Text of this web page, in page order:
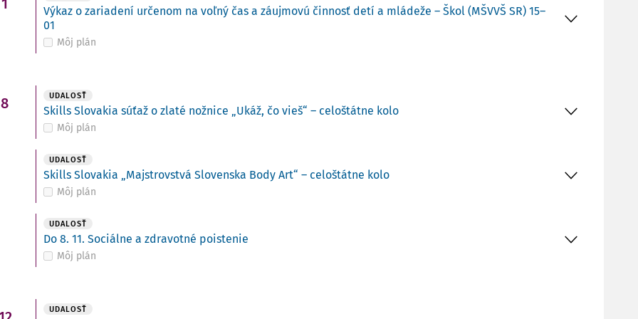
1
Výkaz o zariadení určenom na voľný čas a záujmovú činnosť detí a mládeže – Škol (MŠVVŠ SR) 15–
01
Môj plán
8 UDALOSŤ
Skills Slovakia súťaž o zlaté nožnice „Ukáž, čo vieš“ – celoštátne kolo
Môj plán
UDALOSŤ
Skills Slovakia „Majstrovstvá Slovenska Body Art“ – celoštátne kolo
Môj plán
UDALOSŤ
Do 8. 11. Sociálne a zdravotné poistenie
Môj plán
UDALOSŤ